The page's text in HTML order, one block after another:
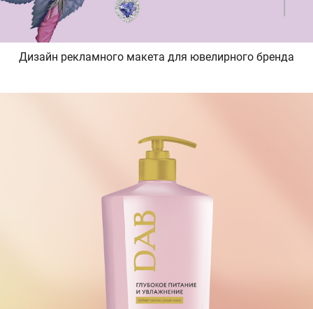
Дизайн рекламного макета для ювелирного бренда